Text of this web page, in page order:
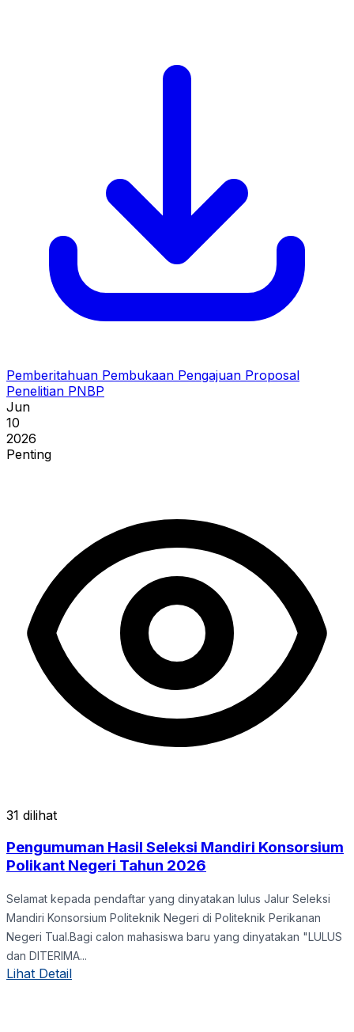
Pemberitahuan Pembukaan Pengajuan Proposal
Penelitian PNBP
Jun
10
2026
Penting
31 dilihat
Pengumuman Hasil Seleksi Mandiri Konsorsium
Polikant Negeri Tahun 2026
Selamat kepada pendaftar yang dinyatakan lulus Jalur Seleksi
Mandiri Konsorsium Politeknik Negeri di Politeknik Perikanan
Negeri Tual.Bagi calon mahasiswa baru yang dinyatakan "LULUS
dan DITERIMA...
Lihat Detail